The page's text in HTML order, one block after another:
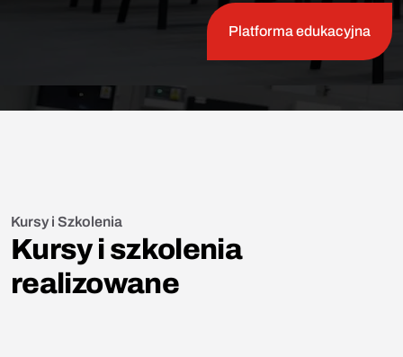
Platforma edukacyjna
Kursy i Szkolenia
Kursy i szkolenia
realizowane